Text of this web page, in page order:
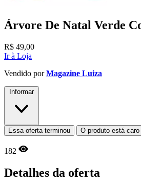
Árvore De Natal Verde
R$ 49,00
Ir à Loja
Vendido porMagazine Luiza
Informar
Essa oferta terminou O produto está caro
182
Detalhes da oferta